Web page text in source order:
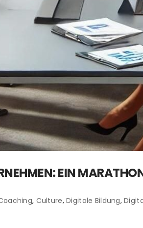
EIN
, Culture,Digitale Bildung,